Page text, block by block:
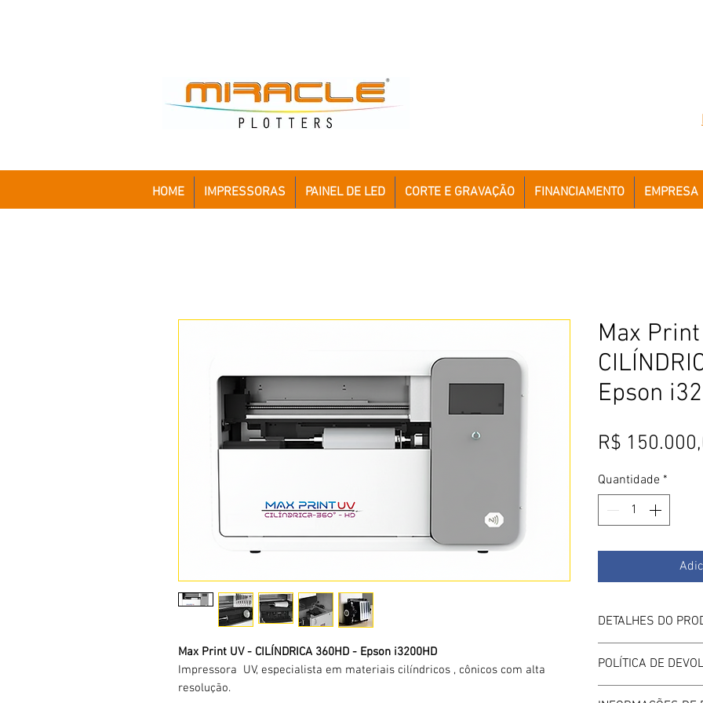
HOME IMPRESSORAS PAINEL DE LED CORTE E GRAVAÇÃO FINANCIAMENTO EMPRESA
Max Print UV - CILÍNDRICA 360HD - Epson i3200HD
Impressora UV, especialista em materiais cilíndricos , cônicos com alta
resolução.
Max
Epson
R$
Quantidade *
DETALHES DO
Tipo de tinta: UV
Cabeça de
Quantidade de
POLÍTICA DE